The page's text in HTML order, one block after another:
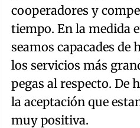
cooperadores y
tiempo. En la medida
seamos capacades de
los servicios más
pegas al respecto. De
la aceptación que
muy positiva.